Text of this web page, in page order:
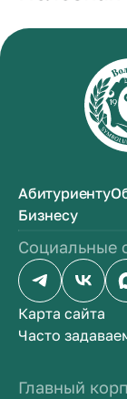
Абитуриенту
Бизнесу
Социальные
Карта сайта
Часто
Главный